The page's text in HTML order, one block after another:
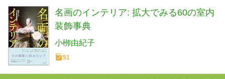
名画のインテリア: 拡大でみる60の室内
装飾事典
小栁由紀子
51